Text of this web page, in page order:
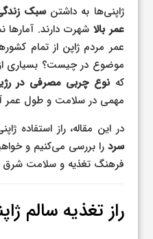
ژاپنی‌ها به داشتنسبک
عمر بالا شهرت دارند.
عمر مردم ژاپن از تمام
موضوع در چیست؟ بسیاری
کهنوع چربی مصرفی در
مهمی در سلامت و طول عمر
در این مقاله، راز استفاده
سرد را بررسی می‌کنیم و
فرهنگ تغذیه و سلامت شرق
راز تغذیه سالم